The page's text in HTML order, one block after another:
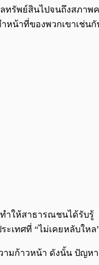
ทรัพย์สินไปจนถึงสภาพ
หน้าที่ของพวกเขาเช่
ำให้สาธารณชนได้รับ
ะเทศที่ “ไม่เคยหลับใหล
มก้าวหน้า ดังนั้น ปัญห